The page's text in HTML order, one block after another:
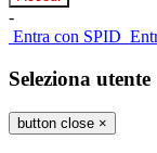
-
Entra con SPID
Seleziona utente
button close ×